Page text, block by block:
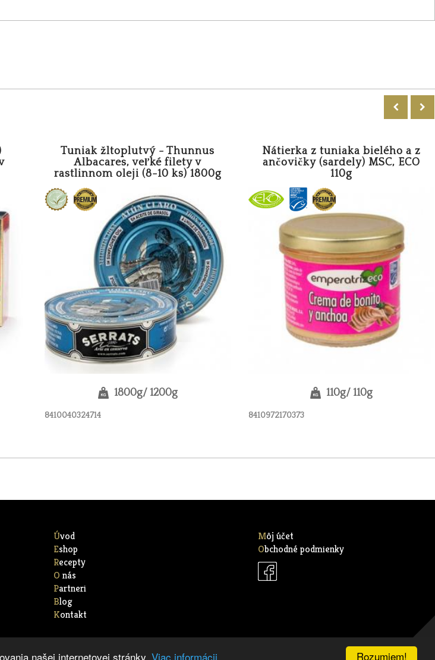
Rozumiem!
našej internetovej stránky. Viac informácii
Tuniak žltoplutvý - Thunnus
Albacares, veľké filety v
rastlinnom oleji (8-10 ks) 1800g
1800g/ 1200g
8410040324714
Nátierka z tuniaka bielého a z
ančovičky (sardely) MSC, ECO
110g
110g/ 110g
8410972170373
Úvod
Eshop
Recepty
O nás
Partneri
Blog
Kontakt
Môj účet
Obchodné podmienky